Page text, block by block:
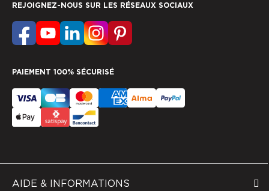
AIDE & INFORMATIONS
REJOIGNEZ-NOUS SUR LES RÉSEAUX SOCIAUX
PAIEMENT 100% SÉCURISÉ